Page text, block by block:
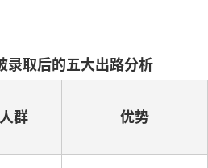
录取后的五大出路分析
群 优势